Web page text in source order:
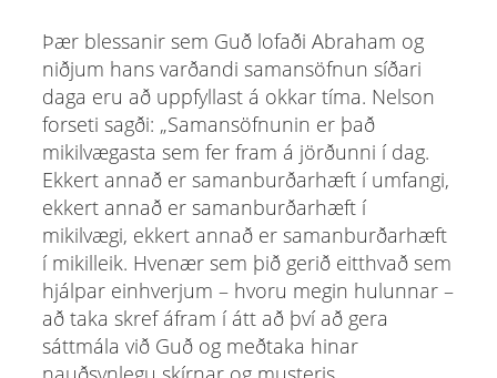
Þær blessanir sem Guð lofaði Abraham og
niðjum hans varðandi samansöfnun síðari
daga eru að uppfyllast á okkar tíma. Nelson
forseti sagði: „Samansöfnunin er það
mikilvægasta sem fer fram á jörðunni í dag.
Ekkert annað er samanburðarhæft í umfangi,
ekkert annað er samanburðarhæft í
mikilvægi, ekkert annað er samanburðarhæft
í mikilleik. Hvenær sem þið gerið eitthvað sem
hjálpar einhverjum – hvoru megin hulunnar –
að taka skref áfram í átt að því að gera
sáttmála við Guð og meðtaka hinar